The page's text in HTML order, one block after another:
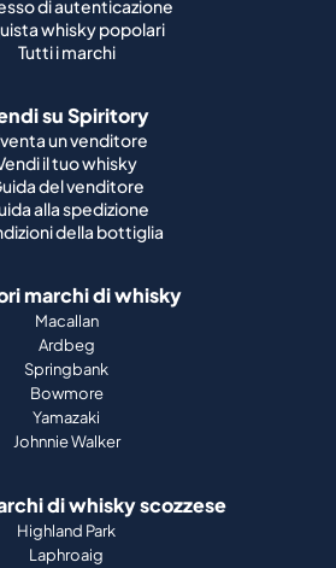
di autenticazione
whisky popolari
Tutti i marchi
su Spiritory
un venditore
il tuo whisky
del venditore
alla spedizione
della bottiglia
marchi di whisky
Macallan
Ardbeg
Springbank
Bowmore
Yamazaki
Johnnie Walker
di whisky scozzese
Highland Park
Laphroaig